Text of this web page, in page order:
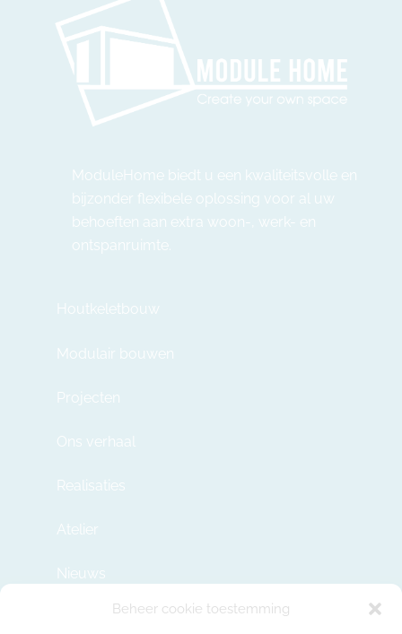
Beheer cookie toestemming
ModuleHome biedt u een kwaliteitsvolle en
bijzonder flexibele oplossing voor al uw
behoeften aan extra woon-, werk- en
ontspanruimte.
Houtkeletbouw
Modulair bouwen
Projecten
Ons verhaal
Realisaties
Atelier
Nieuws